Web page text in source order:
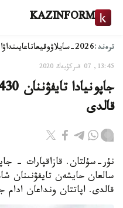
KAZINFORM
ترەند:2026-سايلاۋ وقيعاتاعايىنداۋ
13:45, 07 قىركۇيەك 2020
قالدى
نۇر-سۇلتان. قازاقپارات -
قالدى. اپاتتان ونداعان ادام